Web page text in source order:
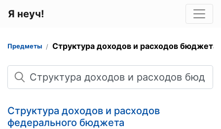
Я неуч!
Предметы Структура доходов и расходов бюджета
Поиск
Структура доходов и расходов
федерального бюджета